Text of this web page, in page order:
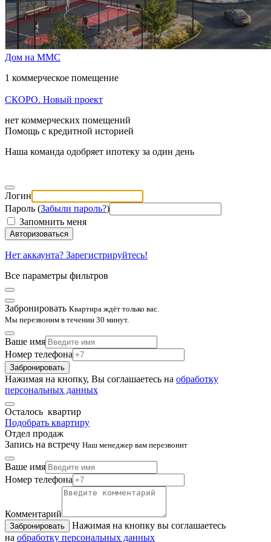
Дом на ММС
1 коммерческое помещение
СКОРО. Новый проект
нет коммерческих помещений
Помощь с кредитной историей
Наша команда одобряет ипотеку за один день
Логин
Пароль (Забыли пароль?)
Запомнить меня
Авторизоваться
Нет аккаунта? Зарегистрируйтесь!
Все параметры фильтров
Забронировать Квартира ждёт только вас.
Мы перезвоним в течении 30 минут.
Ваше имя
Номер телефона
Забронировать
Нажимая на кнопку, Вы соглашаетесь на обработку
персональных данных
Осталось квартир
Подобрать квартиру
Отдел продаж
Запись на встречу Наш менеджер вам перезвонит
Ваше имя
Номер телефона
Комментарий
Забронировать
Нажимая на кнопку вы соглашаетесь
на обработку персональных данных